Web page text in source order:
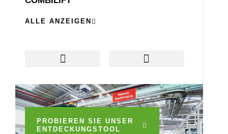
ALLE ANZEIGEN
PROBIEREN SIE UNSER
ENTDECKUNGSTOOL